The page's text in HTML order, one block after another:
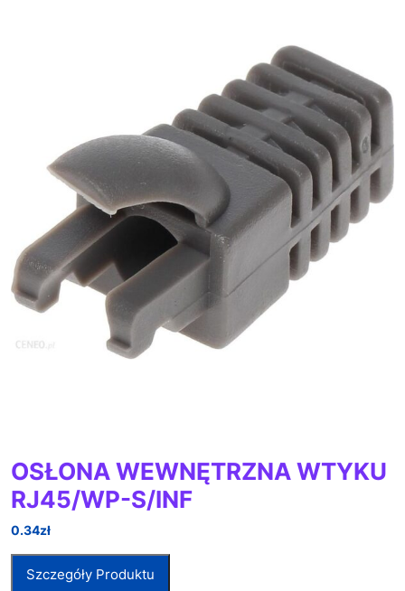
OSŁONA WEWNĘTRZNA WTYKU
RJ45/WP-S/INF
0.34zł
Szczegóły Produktu